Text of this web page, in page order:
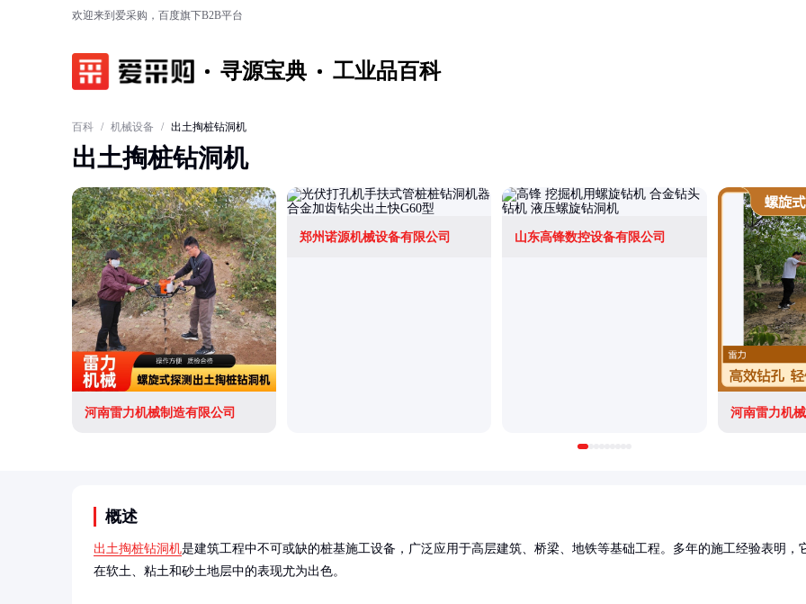
欢迎来到爱采购，百度旗下B2B平台
寻源宝典 工业品百科
百科 / 机械设备 / 出土掏桩钻洞机
出土掏桩钻洞机
河南雷力机械制造有限公司
郑州诺源机械设备有限公司 山东高锋数控设备有限公司
河南雷力机
概述
出土掏桩钻洞机是建筑工程中不可或缺的桩基施工设备，广泛应用于高层建筑、桥梁、地铁等基础工程。多年的施工经验表明，
在软土、粘土和砂土地层中的表现尤为出色。